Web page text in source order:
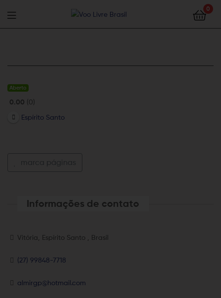
Voo
0
Livre
Aberto
0.00 0
Espírito Santo
Informações de contato
Vitória, Espírito Santo , Brasil
(27) 99848-7718
almirgp@hotmail.com